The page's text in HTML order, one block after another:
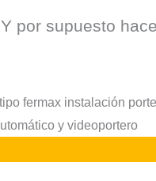
Y por supuesto